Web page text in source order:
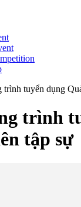
trình tuyển dụng
trình
tập sự